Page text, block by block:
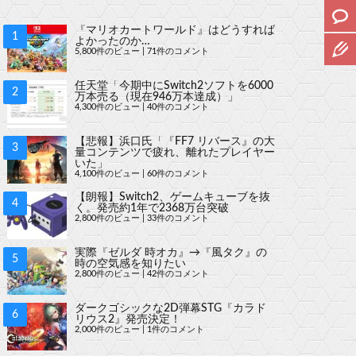
『マリオカートワールド』はどうすれば
よかったのか…
5,800件のビュー 71件のコメント
任天堂「今期中にSwitch2ソフトを6000
万本売る（現在946万本達成）」
4,300件のビュー 40件のコメント
【悲報】浜口氏「『FF7 リバース』の大
量コンテンツで疲れ、離れたプレイヤー
いた」
4,100件のビュー 60件のコメント
【朗報】Switch2、ゲームキューブを抜
く。発売約1年で2368万台突破
2,800件のビュー 33件のコメント
実際『ゼルダ 時オカ』→『風タク』の
時の空気感を知りたい
2,800件のビュー | 42件のコメント
ダークゴシックな2D弾幕STG『カラド
リウス2』発売決定！
2,000件のビュー|1件のコメント